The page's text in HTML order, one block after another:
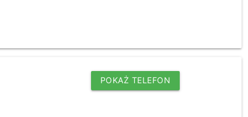
POKAŻ TELEFON